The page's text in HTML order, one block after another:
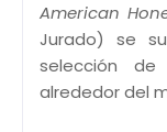
American
Jurado) se
selección de
alrededor del